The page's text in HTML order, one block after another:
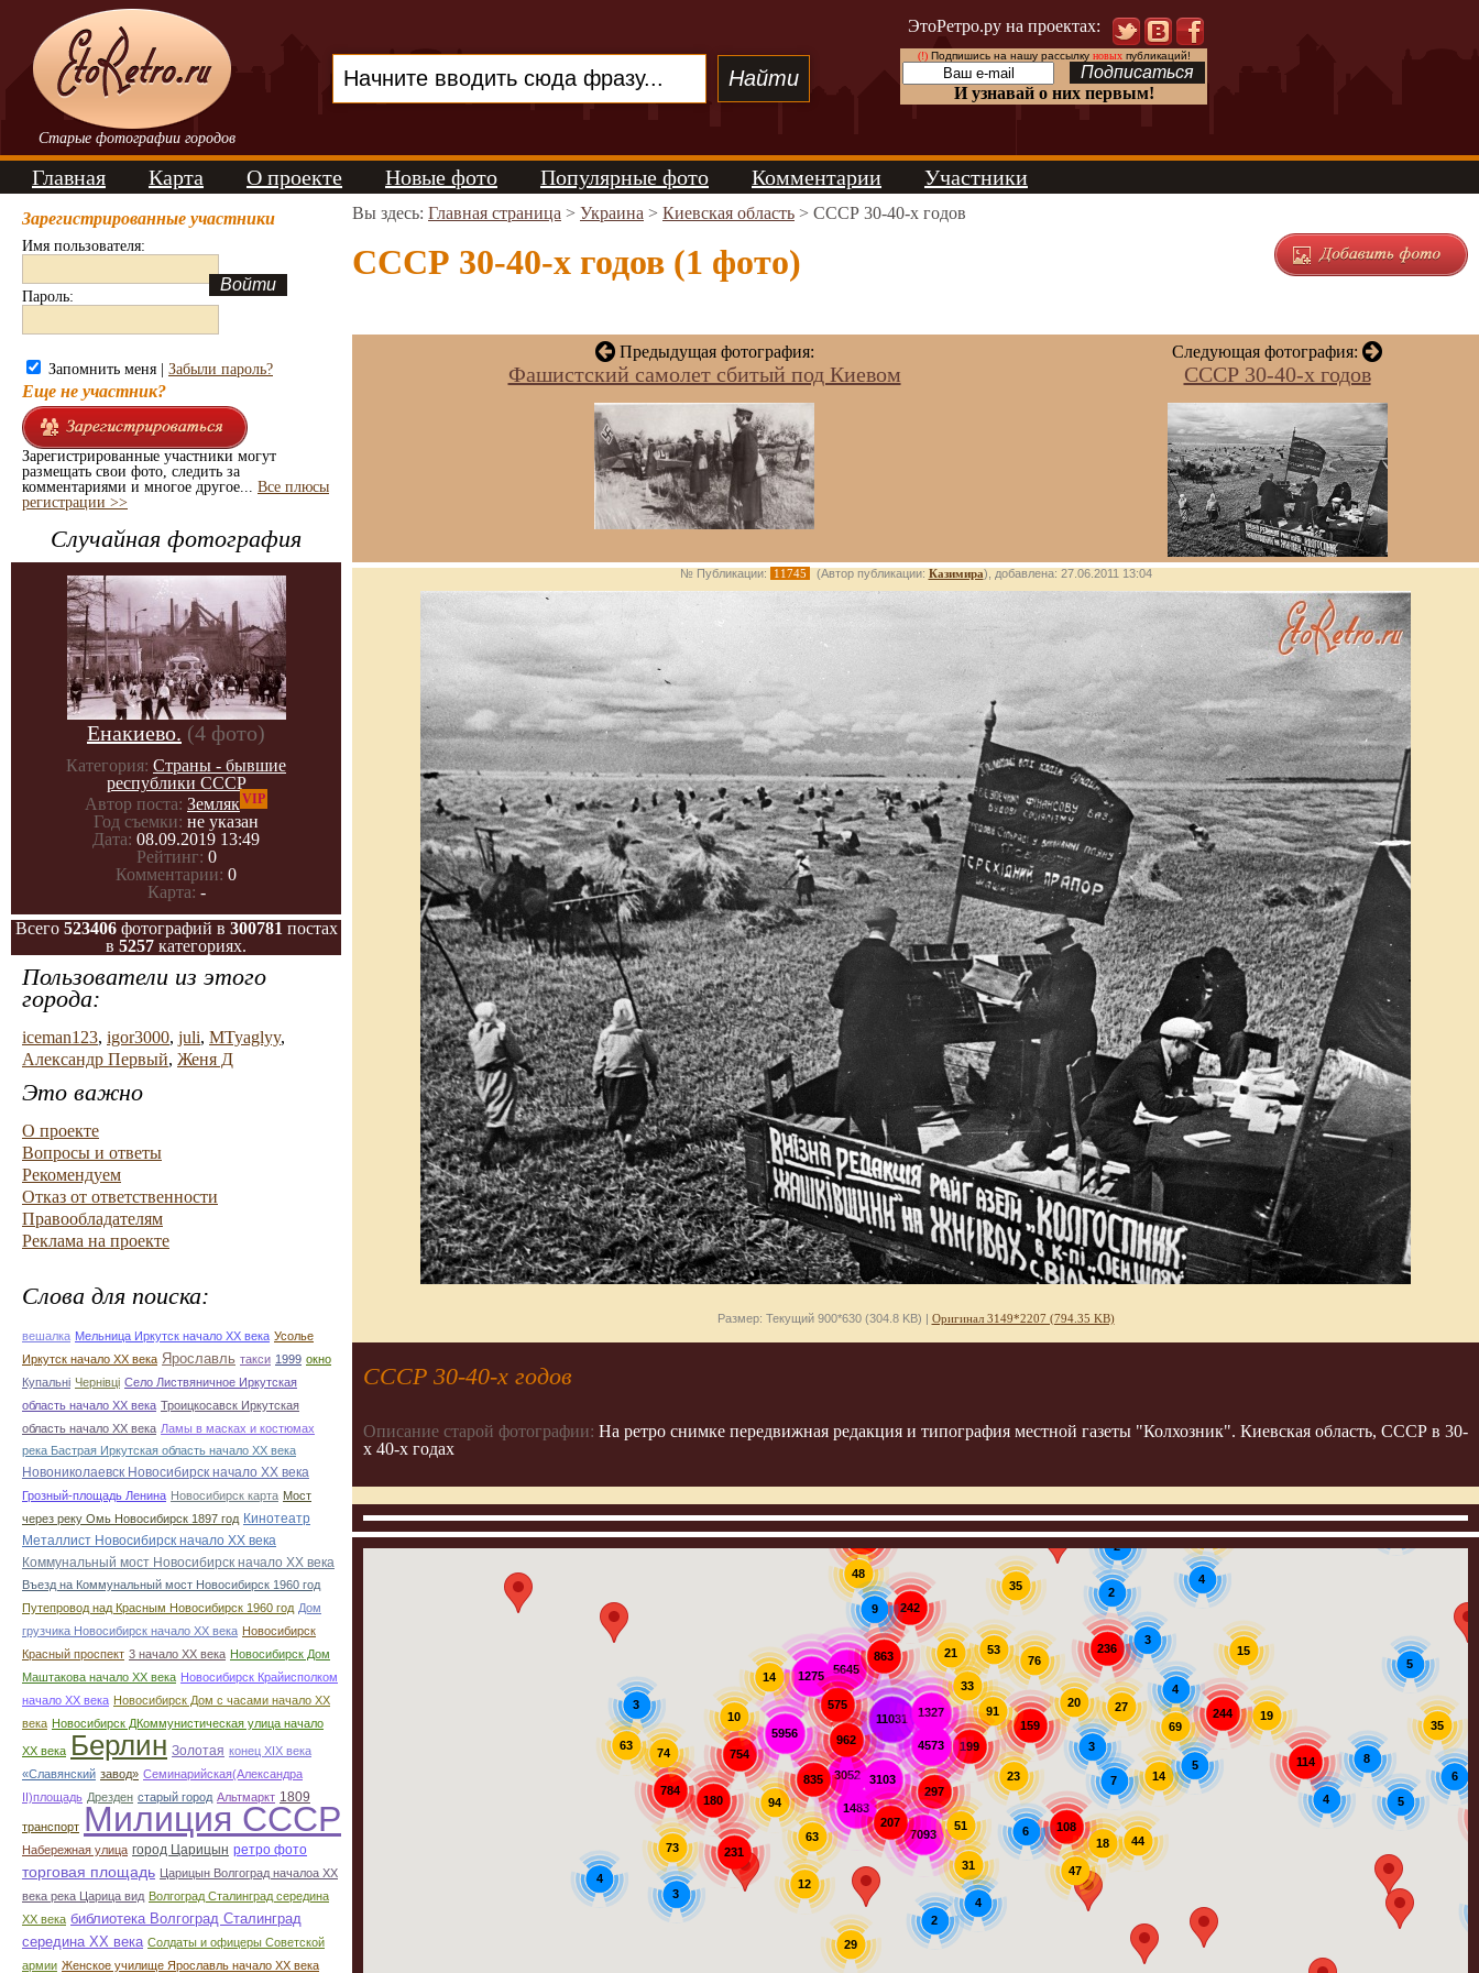
Старые фотографии городов
ЭтоРетро.ру на проектах:
(!)Подпишись на нашу рассылку новыхпубликаций!
И узнавай о них первым!
Главная Карта О проекте Новые фото Популярные фото Комментарии Участники
Зарегистрированные участники
Имя пользователя:
Пароль:
Запомнить меня | Забыли пароль?
Еще не участник?
Зарегистрированные участники могут
размещать свои фото, следить за
комментариями и многое другое... Все плюсы
регистрации >>
Случайная фотография
Енакиево. (4 фото)
Категория: Страны - бывшие
республики СССР
Автор поста: ЗемлякVIP
Год съемки: не указан
Дата: 08.09.2019 13:49
Рейтинг: 0
Комментарии: 0
Карта: -
Всего 523406фотографий в 300781 постах
в 5257 категориях.
Пользователи из этого
города:
iceman123, igor3000, juli, MTyaglyy,
Александр Первый, Женя Д
Это важно
О проекте
Вопросы и ответы
Рекомендуем
Отказ от ответственности
Правообладателям
Реклама на проекте
Слова для поиска:
вешалка Мельница Иркутск начало ХХ века Усолье
Иркутск начало ХХ века Ярославль такси 1999 окно
Купальні Чернівці Село Листвяничное Иркутская
область начало ХХ века Троицкосавск Иркутская
область начало ХХ века Ламы в масках и костюмах
река Бастрая Иркутская область начало ХХ века
Новониколаевск Новосибирск начало ХХ века
Грозный-площадь Ленина Новосибирск карта Мост
через реку Омь Новосибирск 1897 год Кинотеатр
Металлист Новосибирск начало ХХ века
Коммунальный мост Новосибирск начало ХХ века
Въезд на Коммунальный мост Новосибирск 1960 год
Путепровод над Красным Новосибирск 1960 год Дом
грузчика Новосибирск начало ХХ века Новосибирск
Красный проспект 3 начало ХХ века Новосибирск Дом
Маштакова начало ХХ века Новосибирск Крайисполком
начало ХХ века Новосибирск Дом с часами начало ХХ
века Новосибирск ДКоммунистическая улица начало
ХХ века Берлин Золотая конец ХІХ века
«Славянский завод» Семинарийская(Александра
II)площадь Дрезден старый город Альтмаркт 1809
транспорт Милиция СССР
Набережная улица город Царицын ретро фото
торговая площадь Царицын Волгоград началоа ХХ
века река Царица вид Волгоград Сталинград середина
ХХ века библиотека Волгоград Сталинград
середина ХХ века Солдаты и офицеры Советской
армии Женское училище Ярославль начало ХХ века
Вы здесь: Главная страница > Украина > Киевская область > СССР 30-40-х годов
СССР 30-40-х годов (1 фото)
Предыдущая фотография:
Фашистский самолет сбитый под Киевом
Следующая фотография:
СССР 30-40-х годов
№ Публикации: 11745 (Автор публикации: Казимира), добавлена: 27.06.2011 13:04
Размер: Текущий 900*630 (304.8 KB) | Оригинал 3149*2207 (794.35 KB)
СССР 30-40-х годов
Описание старой фотографии: На ретро снимке передвижная редакция и типография местной газеты "Колхозник". Киевская область, СССР в 30-
х 40-х годах
1483
784
3052
94
5645
3103
11031
754
297
29
159
236
835 14
5956 962
7093
242
863
180
231
244
907
1275
1327 27
76
44
15
48
91
73
21
199
63
20
108
114
12
51
5
35
69
31
7
8
19
10
3
3
47
63
4
4
4
4573
74
23
4
575
33
53
2
6
2
18
3
14
5
207
4
5
6
9
12
2
35
3